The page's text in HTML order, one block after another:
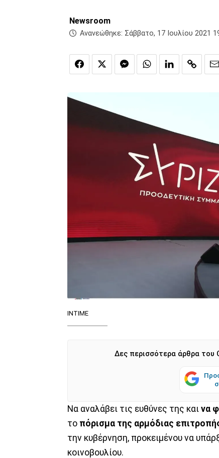
Newsroom
Ανανεώθηκε: Σάββατο, 17 Ιουλίου 2021
ΙΝΤΙΜΕ
Δες περισσότερα άρθρα του
Να αναλάβει τις ευθύνες της και να
το πόρισμα της αρμόδιας
την κυβέρνηση, προκειμένου να
κοινοβουλίου.